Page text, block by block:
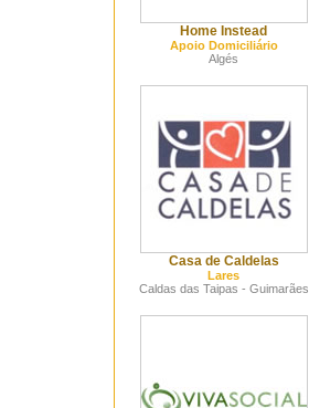
Home Instead
Apoio Domiciliário
Algés
Casa de Caldelas
Lares
Caldas das Taipas - Guimarães